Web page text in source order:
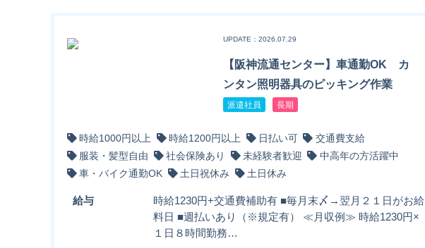
UPDATE：2026.07.29
【阪神流通センター】車通勤OK カ
ンタン照明器具のピッキング作業
派遣社員 長期
時給1000円以上 時給1200円以上 日払い可
交通費支給
服装・髪型自由
社会保険あり 未経験者歓迎
中高年の方活躍中
車・バイク通勤OK
土日祝休み 土日休み
給与
時給1230円+交通費補助有 ■毎月末〆→翌月２１日がお給
料日 ■週払いあり（※規定有） ≪月収例≫ 時給1230円×
１日８時間勤務…